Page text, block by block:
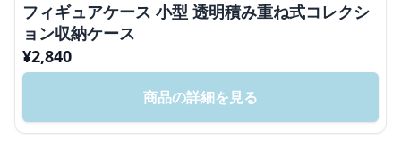
フィギュアケース 小型 透明積み重ね式コレクシ
ョン収納ケース
¥2,840
商品の詳細を見る